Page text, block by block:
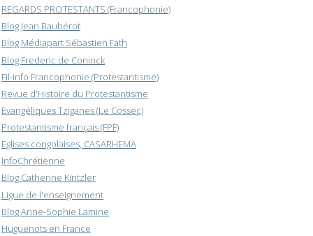
REGARDS PROTESTANTS (Francophonie)
Blog Jean Baubérot
Blog Médiapart Sébastien Fath
Blog Frederic de Coninck
Fil-info Francophonie (Protestantisme)
Revue d'Histoire du Protestantisme
Evangéliques Tziganes (Le Cossec)
Protestantisme français (FPF)
Eglises congolaises, CASARHEMA
InfoChrétienne
Blog Catherine Kintzler
Ligue de l'enseignement
Blog Anne-Sophie Lamine
Huguenots en France